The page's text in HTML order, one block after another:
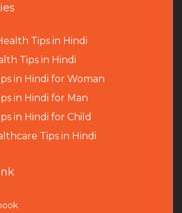
Tips in Hindi
Tips in Hindi
in Hindi for Woman
in Hindi for Man
in Hindi for Child
Tips in Hindi